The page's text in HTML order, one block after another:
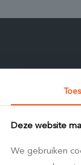
Deze website
We gebruiken